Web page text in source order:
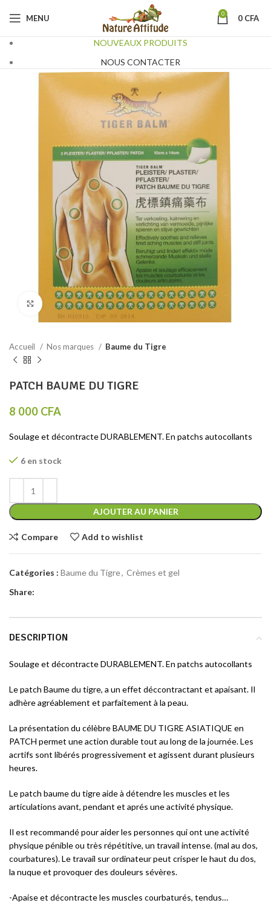
MENU 0 0 CFA
NOUVEAUX PRODUITS
NOUS CONTACTER
Click to enlarge
Accueil Nos marques Baume du Tigre
PATCH BAUME DU TIGRE
8 000 CFA
Soulage et décontracte DURABLEMENT. En patchs autocollants
6 en stock
AJOUTER AU PANIER
Compare Add to wishlist
Catégories : Baume du Tigre, Crèmes et gel
Share:
DESCRIPTION
Soulage et décontracte DURABLEMENT. En patchs autocollants
Le patch Baume du tigre, a un effet déccontractant et apaisant. Il
adhère agréablement et parfaitement à la peau.
La présentation du célèbre BAUME DU TIGRE ASIATIQUE en
PATCH permet une action durable tout au long de la journée. Les
acrtifs sont libérés progressivement et agissent durant plusieurs
heures.
Le patch baume du tigre aide à détendre les muscles et les
articulations avant, pendant et aprés une activité physique.
Il est recommandé pour aider les personnes qui ont une activité
physique pénible ou très répétitive, un travail intense. (mal au dos,
courbatures). Le travail sur ordinateur peut crisper le haut du dos,
la nuque et provoquer des douleurs sévères.
-Apaise et décontracte les muscles courbaturés, tendus…